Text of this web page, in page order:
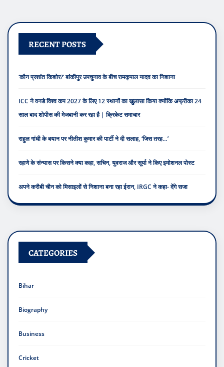
RECENT POSTS
‘कौन प्रशांत किशोर?’ बांकीपुर उपचुनाव के बीच रामकृपाल यादव का निशाना
ICC ने वनडे विश्व कप 2027 के लिए 12 स्थानों का खुलासा किया क्योंकि अफ्रीका 24
साल बाद शोपीस की मेजबानी कर रहा है | क्रिकेट समाचार
राहुल गांधी के बयान पर नीतीश कुमार की पार्टी ने दी सलाह, ‘जिस तरह…’
रहाणे के संन्यास पर किसने क्या कहा, सचिन, युवराज और सूर्या ने किए इमोशनल पोस्ट
अपने करीबी चीन को मिसाइलों से निशाना बना रहा ईरान, IRGC ने कहा- देंगे सजा
CATEGORIES
Bihar
Biography
Business
Cricket